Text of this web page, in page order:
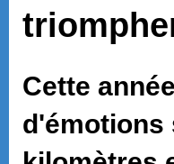
Cette
d'émotions